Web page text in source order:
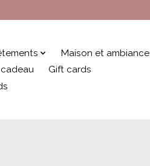
Maison et ambiance
cadeau
Gift cards